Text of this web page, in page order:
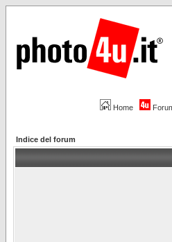
Home
Indice del forum